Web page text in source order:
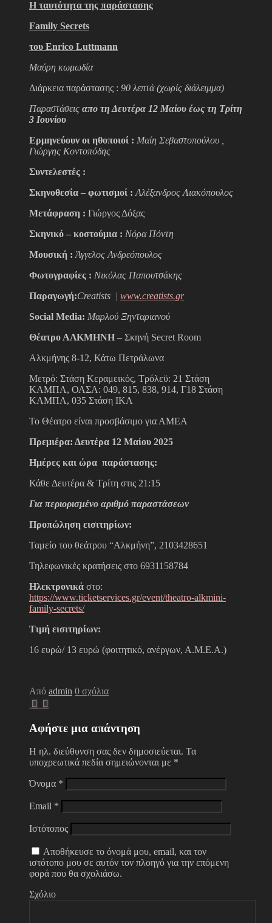
Η ταυτότητα της παράστασης
Family Secrets
του Enrico Luttmann
Μαύρη κωμωδία
Διάρκεια παράστασης : 90 λεπτά (χωρίς διάλειμμα)
Παραστάσεις απο τη Δευτέρα 12 Μαίου έως τη Τρίτη
3 Ιουνίου
Ερμηνεύουν οι ηθοποιοί : Μαίη Σεβαστοπούλου ,
Γιώργης Κοντοπόδης
Συντελεστές :
Σκηνοθεσία – φωτισμοί : Αλέξανδρος Λιακόπουλος
Μετάφραση : Γιώργος Δόξας
Σκηνικό – κοστούμια : Νόρα Πόντη
Μουσική : Άγγελος Ανδρεόπουλος
Φωτογραφίες : Νικόλας Παπουτσάκης
Παραγωγή:Creatists | www.creatists.gr
Social Media: Μαρλού Ξηνταριανού
Θέατρο ΑΛΚΜΗΝΗ – Σκηνή Secret Room
Αλκμήνης 8-12, Κάτω Πετράλωνα
Μετρό: Στάση Κεραμεικός, Τρόλεϋ: 21 Στάση
ΚΑΜΠΑ, ΟΑΣΑ: 049, 815, 838, 914, Γ18 Στάση
ΚΑΜΠΑ, 035 Στάση ΙΚΑ
Το Θέατρο είναι προσβάσιμο για ΑΜΕΑ
Πρεμιέρα: Δευτέρα 12 Μαίου 2025
Ημέρες και ώρα παράστασης:
Κάθε Δευτέρα & Τρίτη στις 21:15
Για περιορισμένο αριθμό παραστάσεων
Προπώληση εισιτηρίων:
Ταμείο του θεάτρου “Αλκμήνη”, 2103428651
Τηλεφωνικές κρατήσεις στο 6931158784
Ηλεκτρονικά στο:
https://www.ticketservices.gr/event/theatro-alkmini-
family-secrets/
Τιμή εισιτηρίων:
16 ευρώ/ 13 ευρώ (φοιτητικό, ανέργων, Α.Μ.Ε.Α.)
Από admin 0 σχόλια
Αφήστε μια απάντηση
Η ηλ. διεύθυνση σας δεν δημοσιεύεται. Τα
υποχρεωτικά πεδία σημειώνονται με *
Όνομα *
Email *
Ιστότοπος
Αποθήκευσε το όνομά μου, email, και τον
ιστότοπο μου σε αυτόν τον πλοηγό για την επόμενη
φορά που θα σχολιάσω.
Σχόλιο